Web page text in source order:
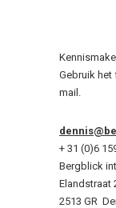
Gebruik het
mail.
+ 31 (0)6
Bergblick
Elandstraat
2513 GR